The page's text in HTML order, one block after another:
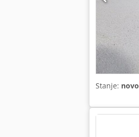
Stanje: novo